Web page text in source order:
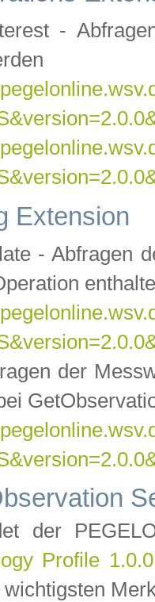
-
Extension
- Abfragen
der
der
Profile